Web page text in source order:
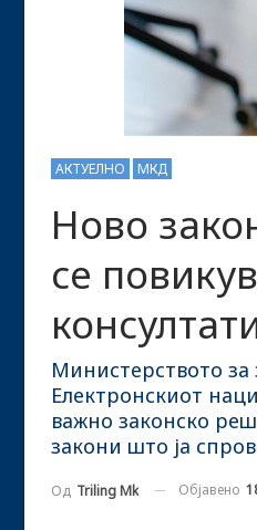
АКТУЕЛНО МКД
Ново
се
Министерството за
Електронскиот
важно законско
закони што ја
Од Triling Mk Објавено